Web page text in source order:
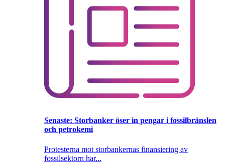
Senaste: Storbanker öser in pengar i fossilbränslen
och petrokemi
Protesterna mot storbankernas finansiering av
fossilsektorn har...